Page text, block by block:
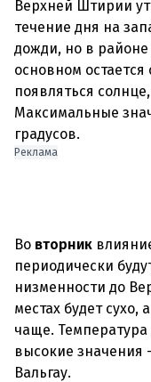
Верхней Штирии
течение дня на
дожди, но в
основном
появляться
Максимальные
Реклама
Во вторник
периодически
низменности до
местах будет сухо,
чаще. Температура
высокие значения
Вальгау.